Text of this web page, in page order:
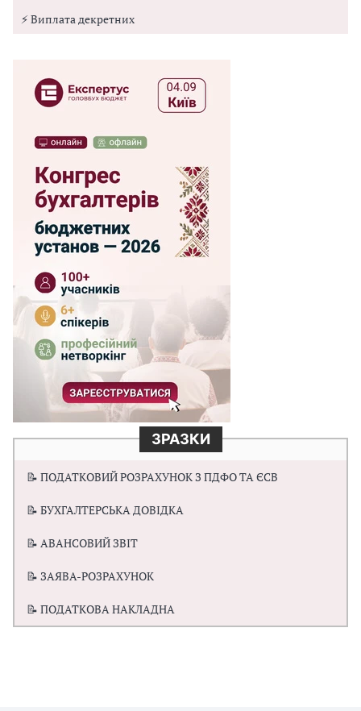
⚡ Виплата декретних
ЗРАЗКИ
📝 ПОДАТКОВИЙ РОЗРАХУНОК З ПДФО ТА ЄСВ
📝 БУХГАЛТЕРСЬКА ДОВІДКА
📝 АВАНСОВИЙ ЗВІТ
📝 ЗАЯВА-РОЗРАХУНОК
📝 ПОДАТКОВА НАКЛАДНА